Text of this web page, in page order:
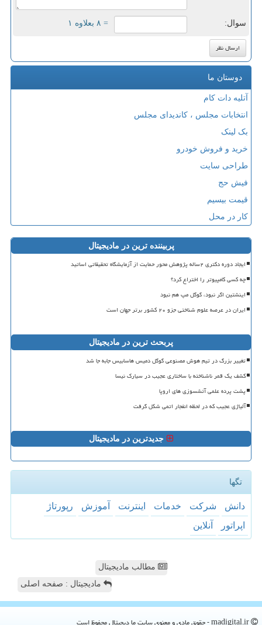
سوال:
دوستان ما
آتلیه دات کام
انتخابات مجلس ، کاندیدای مجلس
بک لینک
خرید و فروش خودرو
طراحی سایت
فیش حج
قیمت بیسیم
کار در محل
پربیننده ترین در مادیجیتال
ایجاد دوره دکتری ۲ساله پژوهش محور حمایت از آزمایشگاه تحقیقاتی اساتید
چه کسی کامپیوتر را اختراع کرد؟
اینشتین اگر نبود، گوگل مپ هم نبود
ایران در عرصه علوم شناختی جزو ۲۰ کشور برتر جهان است
پربحث ترین در مادیجیتال
تغییر بزرگ در تیم هوش مصنوعی گوگل دمیس هاسابیس جابه جا شد
کشف یک قمر ناشناخته با ساختاری عجیب در سیارک نیسا
پشت پرده علمی آتشسوزی های اروپا
آلیاژی عجیب که در لحظه انفجار اتمی شکل گرفت
جدیدترین در مادیجیتال
دانش شركت خدمات اینترنت آموزش
رپورتاژ
اپراتور
آنلاین
مطالب مادیجیتال
مادیجیتال : صفحه اصلی